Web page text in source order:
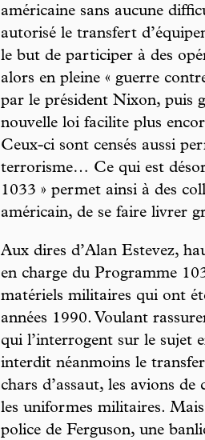
américaine sans aucune
autorisé le transfert
le but de participer à des
alors en pleine « guerre
par le président Nixon, puis
nouvelle loi facilite plus
Ceux-ci sont censés aussi
terrorisme… Ce qui est
1033 » permet ainsi à des
américain, de se faire livrer
Aux dires d’Alan Estevez,
en charge du Programme
matériels militaires qui ont
années 1990. Voulant
qui l’interrogent sur le sujet
interdit néanmoins le
chars d’assaut, les avions
les uniformes militaires.
police de Ferguson, une